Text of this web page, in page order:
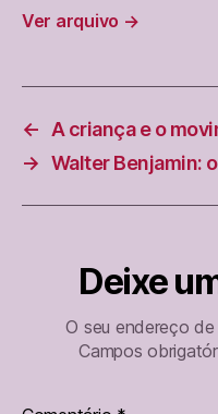
Ver arquivo →
←
A criança e o
→ Walter Benjamin:
Deixe
O seu endereço
Campos